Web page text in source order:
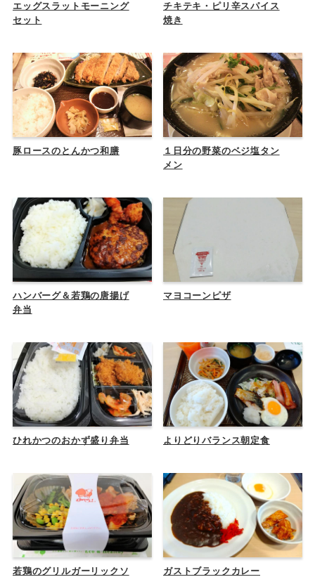
エッグスラットモーニング
セット
チキテキ・ピリ辛スパイス
焼き
豚ロースのとんかつ和膳
１日分の野菜のベジ塩タン
メン
ハンバーグ＆若鶏の唐揚げ
弁当
マヨコーンピザ
ひれかつのおかず盛り弁当 よりどりバランス朝定食
若鶏のグリルガーリックソ ガストブラックカレー